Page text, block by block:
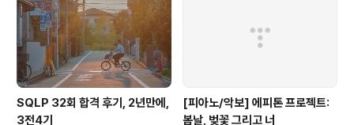
SQLP 32회 합격 후기, 2년만에,
3전4기
[피아노/악보] 에피톤 프로젝트:
봄날, 벚꽃 그리고 너